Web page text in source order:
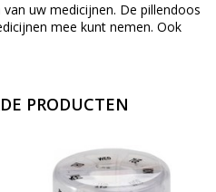
uw medicijnen. De pillendoos
mee kunt nemen. Ook
PRODUCTEN